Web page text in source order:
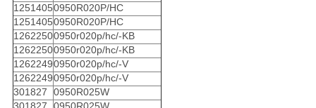
12514050950R020P/HC
12514050950R020P/HC
12622500950r020p/hc/-KB
12622500950r020p/hc/-KB
12622490950r020p/hc/-V
12622490950r020p/hc/-V
301827
0950R025W
301827
0950R025W